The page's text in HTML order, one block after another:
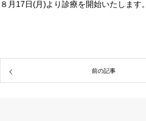
８月17日(月)より診療を開始いたします。
前の記事